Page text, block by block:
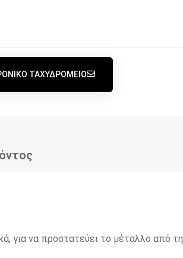
ΤΑΧΥΔΡΟΜΕΊΟ
για να προστατεύει το μέταλλο από τη